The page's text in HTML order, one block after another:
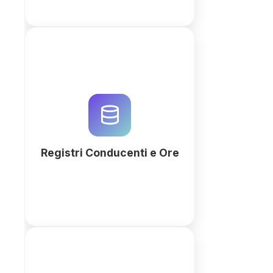
Registri Conducenti e Ore
delle ore con QuintaDB. Genera
un workspace personalizzato
con l'AI per garantire conformità